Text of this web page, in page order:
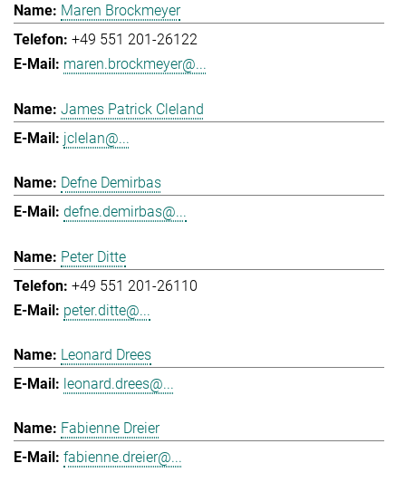
Maren Brockmeyer
+49 551 201-26122
maren.brockmeyer@...
James Patrick Cleland
jclelan@...
Defne Demirbas
defne.demirbas@...
Peter Ditte
+49 551 201-26110
peter.ditte@...
Leonard Drees
leonard.drees@...
Fabienne Dreier
fabienne.dreier@...